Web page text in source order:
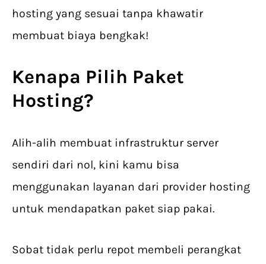
hosting yang sesuai tanpa khawatir
membuat biaya bengkak!
Kenapa Pilih Paket
Hosting?
Alih-alih membuat infrastruktur server
sendiri dari nol, kini kamu bisa
menggunakan layanan dari provider hosting
untuk mendapatkan paket siap pakai.
Sobat tidak perlu repot membeli perangkat